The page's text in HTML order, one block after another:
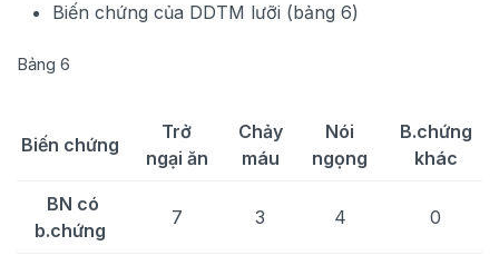
Biến chứng của DDTM lưỡi (bảng 6)
Bảng 6
Biến chứng
Trở
ngại ăn
Chảy
máu
Nói
ngọng
B.chứng
khác
BN có
b.chứng
7 3 4 0